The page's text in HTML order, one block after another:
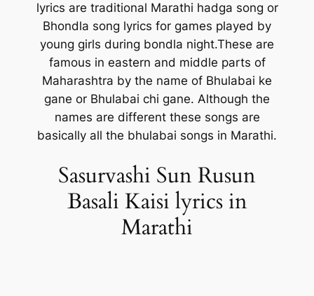
lyrics are traditional Marathi hadga song or
Bhondla song lyrics for games played by
young girls during bondla night.These are
famous in eastern and middle parts of
Maharashtra by the name of Bhulabai ke
gane or Bhulabai chi gane. Although the
names are different these songs are
basically all the bhulabai songs in Marathi.
Sasurvashi Sun Rusun
Basali Kaisi lyrics in
Marathi